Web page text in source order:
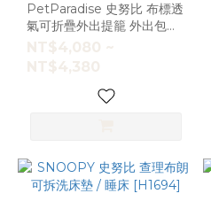
PetParadise 史努比 布標透
氣可折疊外出提籠 外出包
[B1336]
NT$4,080 ~
NT$4,380